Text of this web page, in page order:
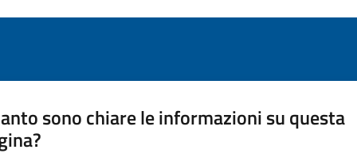
sono chiare le informazioni su questa